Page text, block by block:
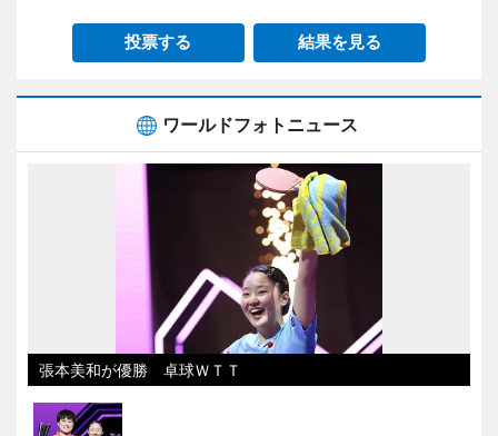
投票する 結果を見る
ワールドフォトニュース
張本美和が優勝 卓球ＷＴＴ